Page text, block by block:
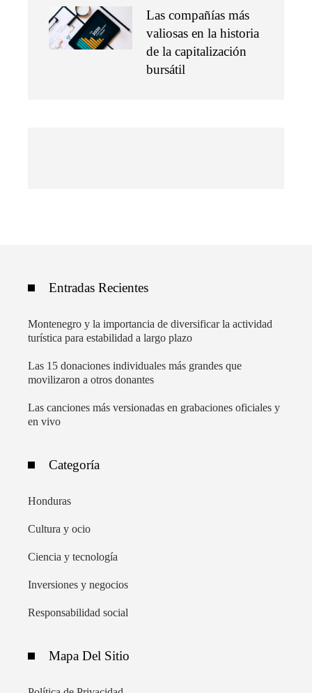
Las compañías más
valiosas en la historia
de la capitalización
bursátil
Entradas Recientes
Montenegro y la importancia de diversificar la actividad
turística para estabilidad a largo plazo
Las 15 donaciones individuales más grandes que
movilizaron a otros donantes
Las canciones más versionadas en grabaciones oficiales y
en vivo
Categoría
Honduras
Cultura y ocio
Ciencia y tecnología
Inversiones y negocios
Responsabilidad social
Mapa Del Sitio